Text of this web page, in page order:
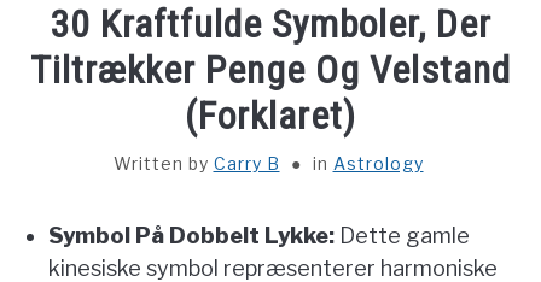
SPIRITUAL MEANINGS
ASTROLOGY
30 Kraftfulde Symboler, Der
Tiltrækker Penge Og Velstand
(Forklaret)
Written by Carry B in Astrology
Symbol På Dobbelt Lykke: Dette gamle
kinesiske symbol repræsenterer harmoniske